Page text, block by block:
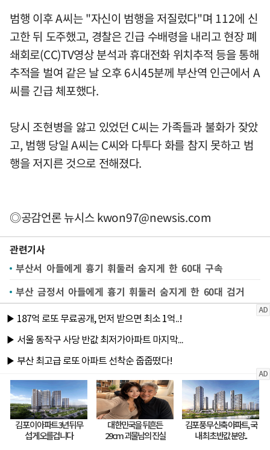
범행 이후 A씨는 "자신이 범행을 저질렀다"며 112에 신
고한 뒤 도주했고, 경찰은 긴급 수배령을 내리고 현장 폐
쇄회로(CC)TV영상 분석과 휴대전화 위치추적 등을 통해
추적을 벌여 같은 날 오후 6시45분께 부산역 인근에서 A
씨를 긴급 체포했다.
당시 조현병을 앓고 있었던 C씨는 가족들과 불화가 잦았
고, 범행 당일 A씨는 C씨와 다투다 화를 참지 못하고 범
행을 저지른 것으로 전해졌다.
◎공감언론 뉴시스kwon97@newsis.com
관련기사
부산서 아들에게 흉기 휘둘러 숨지게 한 60대 구속
부산 금정서 아들에게 흉기 휘둘러 숨지게 한 60대 검거